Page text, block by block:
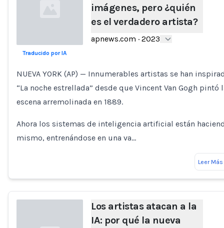
imágenes, pero ¿quién
es el verdadero artista?
apnews.com · 2023
Traducido por IA
NUEVA YORK (AP) — Innumerables artistas se han
“La noche estrellada” desde que Vincent Van Gogh pintó
escena arremolinada en 1889.
Ahora los sistemas de inteligencia artificial están
mismo, entrenándose en una va…
Leer Más
Los artistas atacan a la
IA: por qué la nueva